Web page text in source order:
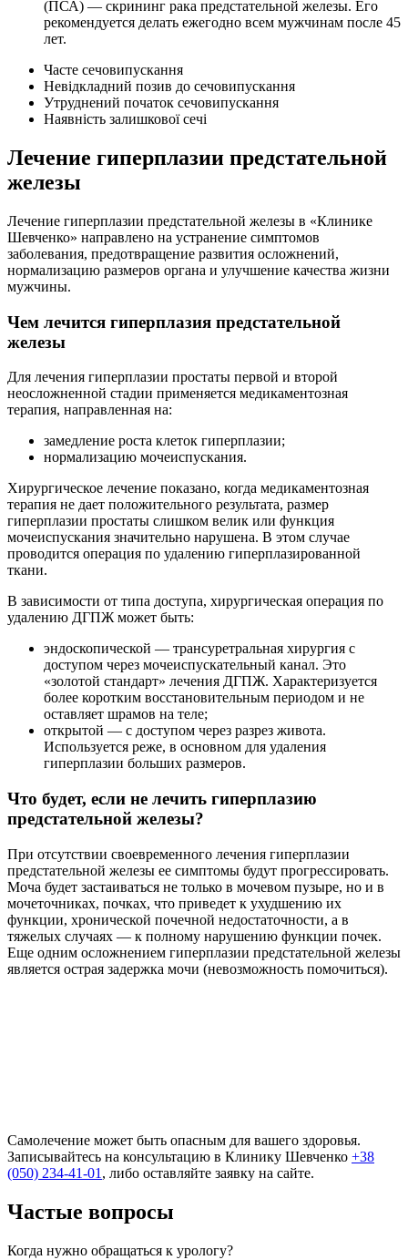
(ПСА) — скрининг рака предстательной железы. Его
рекомендуется делать ежегодно всем мужчинам после 45
лет.
Часте сечовипускання
Невідкладний позив до сечовипускання
Утруднений початок сечовипускання
Наявність залишкової сечі
Лечение гиперплазии предстательной
железы
Лечение гиперплазии предстательной железы в «Клинике
Шевченко» направлено на устранение симптомов
заболевания, предотвращение развития осложнений,
нормализацию размеров органа и улучшение качества жизни
мужчины.
Чем лечится гиперплазия предстательной
железы
Для лечения гиперплазии простаты первой и второй
неосложненной стадии применяется медикаментозная
терапия, направленная на:
замедление роста клеток гиперплазии;
нормализацию мочеиспускания.
Хирургическое лечение показано, когда медикаментозная
терапия не дает положительного результата, размер
гиперплазии простаты слишком велик или функция
мочеиспускания значительно нарушена. В этом случае
проводится операция по удалению гиперплазированной
ткани.
В зависимости от типа доступа, хирургическая операция по
удалению ДГПЖ может быть:
эндоскопической — трансуретральная хирургия с
доступом через мочеиспускательный канал. Это
«золотой стандарт» лечения ДГПЖ. Характеризуется
более коротким восстановительным периодом и не
оставляет шрамов на теле;
открытой — с доступом через разрез живота.
Используется реже, в основном для удаления
гиперплазии больших размеров.
Что будет, если не лечить гиперплазию
предстательной железы?
При отсутствии своевременного лечения гиперплазии
предстательной железы ее симптомы будут прогрессировать.
Моча будет застаиваться не только в мочевом пузыре, но и в
мочеточниках, почках, что приведет к ухудшению их
функции, хронической почечной недостаточности, а в
тяжелых случаях — к полному нарушению функции почек.
Еще одним осложнением гиперплазии предстательной железы
является острая задержка мочи (невозможность помочиться).
Самолечение может быть опасным для вашего здоровья.
Записывайтесь на консультацию в Клинику Шевченко +38
(050) 234-41-01 , либо оставляйте заявку на сайте.
Частые вопросы
Когда нужно обращаться к урологу?